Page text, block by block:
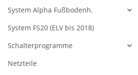
System Alpha Fußbodenh.
System FS20 (ELV bis 2018)
Schalterprogramme
Netzteile